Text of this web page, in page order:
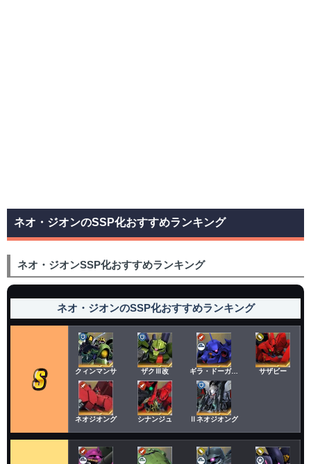
ネオ・ジオンのSSP化おすすめランキング
ネオ・ジオンSSP化おすすめランキング
ネオ・ジオンのSSP化おすすめランキング
クィンマンサ ザクⅢ改 ギラ・ドーガ(レズン機) サザビー
ネオジオング シナンジュ Ⅱネオジオング